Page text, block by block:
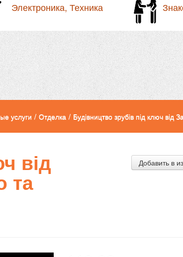
Электроника, Техника
услуги / Отделка / Будівництво зрубів під ключ від
від
та
Добавить в